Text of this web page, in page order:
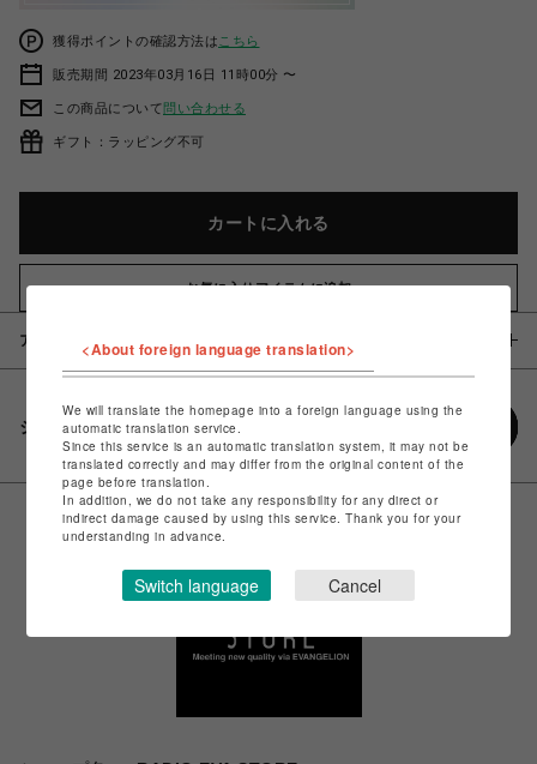
獲得ポイントの確認方法は こちら
販売期間 2023年03月16日 11時00分 〜
この商品について問い合わせる
ギフト：ラッピング不可
カートに入れる
お気に入りアイテムに追加
アイテム説明 / 素材
シェアする
<About foreign language translation>
We will translate the homepage into a foreign language using the
automatic translation service.
Since this service is an automatic translation system, it may not be
translated correctly and may differ from the original content of the
page before translation.
In addition, we do not take any responsibility for any direct or
indirect damage caused by using this service. Thank you for your
understanding in advance.
Switch language Cancel